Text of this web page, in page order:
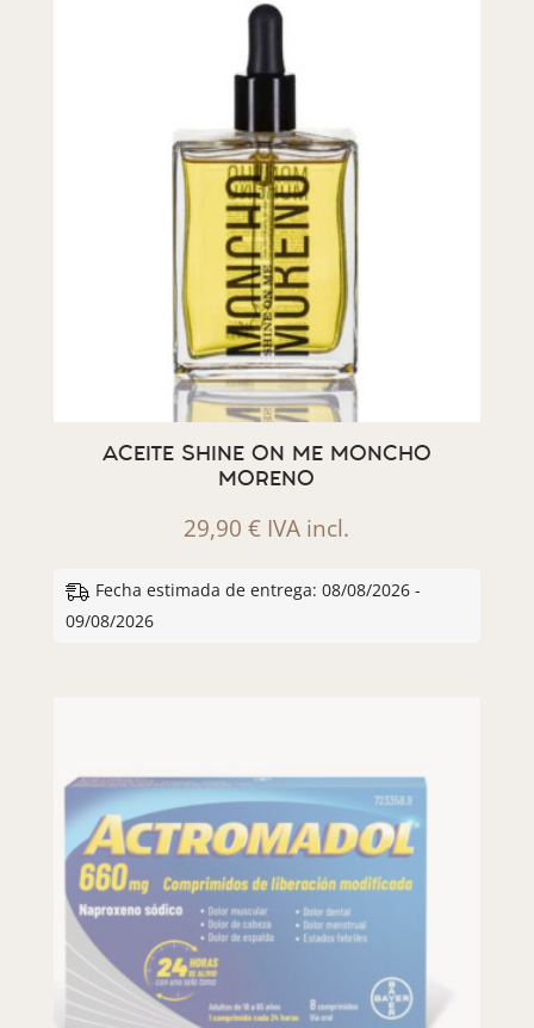
ACEITE SHINE ON ME MONCHO
MORENO
29,90€ IVA incl.
Fecha estimada de entrega: 08/08/2026 -
09/08/2026